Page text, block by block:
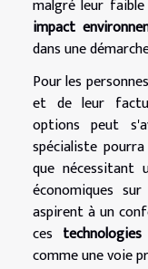
malgré leur
impact
dans une
Pour les
et de leur
options peut
spécialiste
que nécessitant
économiques
aspirent à un
ces
comme une voie